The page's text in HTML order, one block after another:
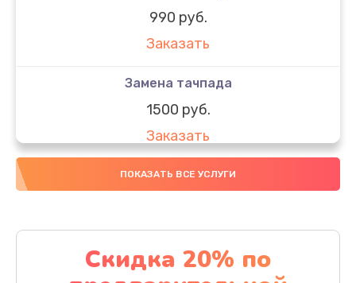
990 руб.
Заказать
Замена тачпада
1500 руб.
Заказать
Замена южного моста
Заказать
Чистка от пыли
ПОКАЗАТЬ ВСЕ УСЛУГИ
Скидка 20% по